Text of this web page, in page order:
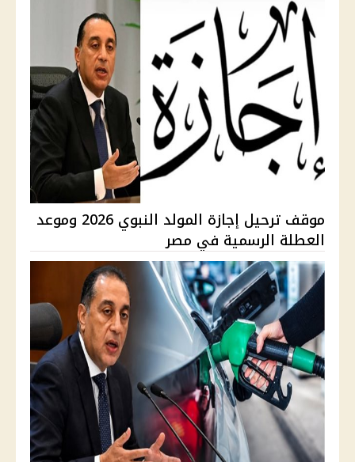
موقف ترحيل إجازة المولد النبوي 2026 وموعد
العطلة الرسمية في مصر